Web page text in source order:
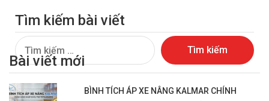
Tìm kiếm bài viết
Tìm
kiếm
Bài viết mới
BÌNH TÍCH ÁP XE NÂNG KALMAR CHÍNH